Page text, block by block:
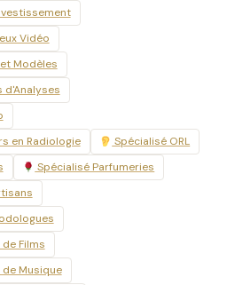
Vidéo
Modèles
d'Analyses
en Radiologie
Spécialisé ORL
Spécialisé Parfumeries
Films
Musique